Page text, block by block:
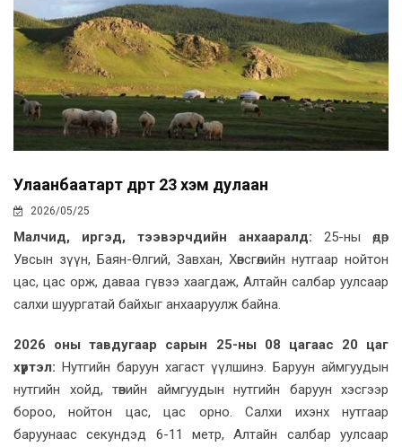
Улаанбаатарт өдөртөө 23 хэм дулаан
2026/05/25
Малчид, иргэд, тээвэрчдийн анхааралд: 25-ны өдөр
Увсын зүүн, Баян-Өлгий, Завхан, Хөвсгөлийн нутгаар нойтон
цас, цас орж, даваа гүвээ хаагдаж, Алтайн салбар уулсаар
салхи шуургатай байхыг анхааруулж байна.
2026 оны тавдугаар сарын 25-ны 08 цагаас 20 цаг
хүртэл: Нутгийн баруун хагаст үүлшинэ. Баруун аймгуудын
нутгийн хойд, төвийн аймгуудын нутгийн баруун хэсгээр
бороо, нойтон цас, цас орно. Салхи ихэнх нутгаар
баруунаас секундэд 6-11 метр, Алтайн салбар уулсаар